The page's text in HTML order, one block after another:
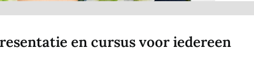
en cursus voor iedereen